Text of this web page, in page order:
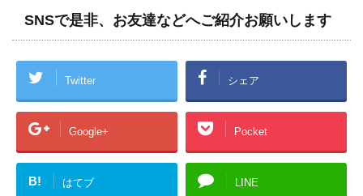
SNSで是非、お友達などへご紹介お願いします
Twitter シェア
Google+ Pocket
B! はてブ LINE